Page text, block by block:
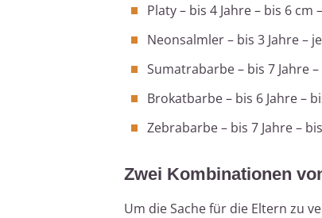
Platy – bis 4 Jahre – bis 6
Neonsalmler – bis 3 Jahre –
Sumatrabarbe – bis 7 Jahre
Brokatbarbe – bis 6 Jahre –
Zebrabarbe – bis 7 Jahre –
Zwei Kombinationen
Um die Sache für die Eltern zu